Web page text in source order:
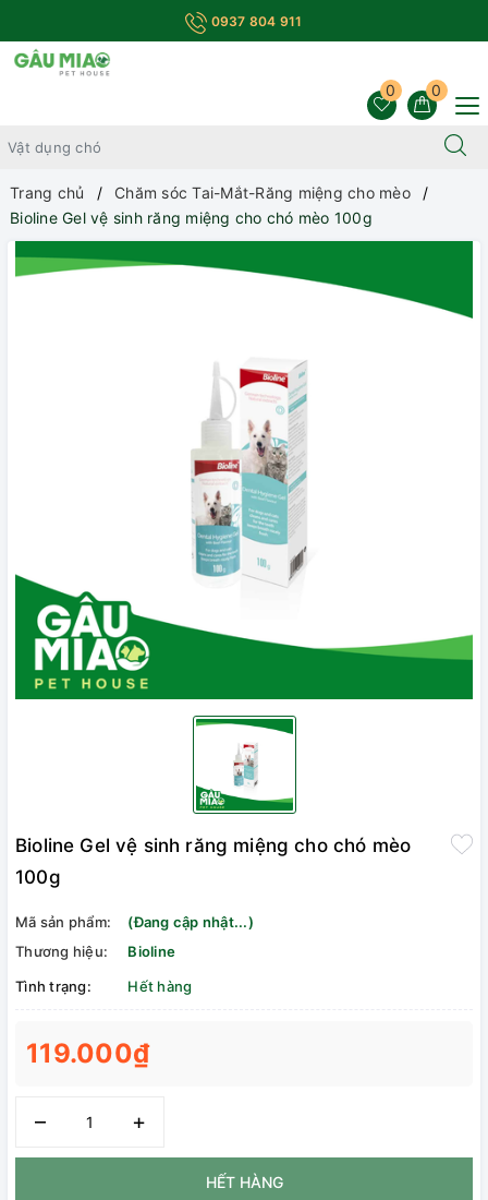
0937 804 911
0
0
Trang chủ
Chăm sóc Tai-Mắt-Răng miệng cho mèo
Bioline Gel vệ sinh răng miệng cho chó mèo 100g
Bioline Gel vệ sinh răng miệng cho chó mèo
100g
Mã sản phẩm:
(Đang cập nhật...)
Thương hiệu:
Bioline
Tình trạng:
Hết hàng
119.000₫
– +
HẾT HÀNG